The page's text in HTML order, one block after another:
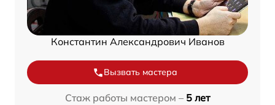
Константин Александрович Иванов
Вызвать мастера
Стаж работы мастером – 5 лет